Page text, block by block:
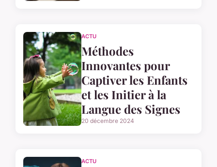
ACTU
Méthodes
Innovantes pour
Captiver les Enfants
et les Initier à la
Langue des Signes
20 décembre 2024
ACTU